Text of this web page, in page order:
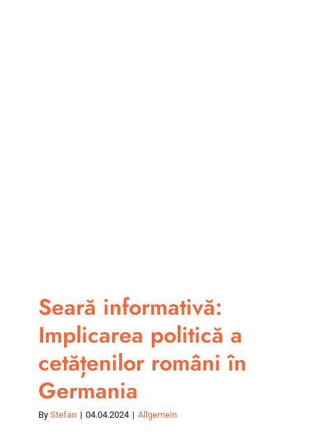
Seară informativă:
Implicarea politică a
cetățenilor români în
Germania
By Stefan | 04.04.2024 | Allgemein